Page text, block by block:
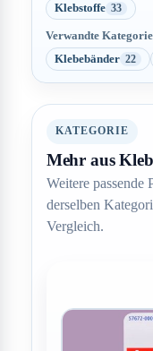
Klebstoffe 33
Verwandte
Klebebänder 22
KATEGORIE
Mehr aus
Weitere passende
derselben
Vergleich.